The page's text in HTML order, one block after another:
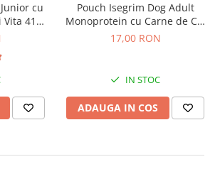
cu
Vita 410
Pouch Isegrim Dog Adult
Monoprotein cu Carne de Cal
410 Gr
17,00 RON
IN STOC
ADAUGA IN COS